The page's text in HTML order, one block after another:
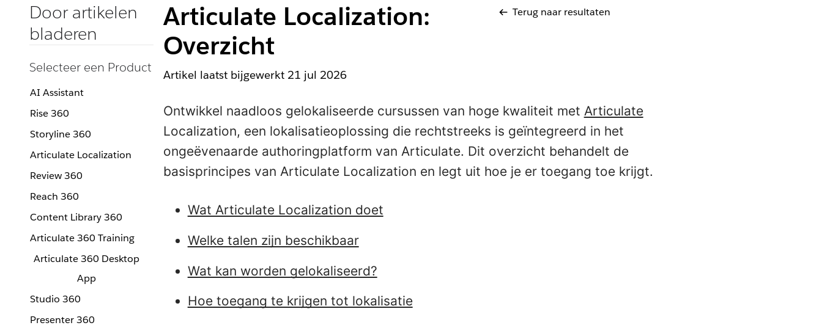
Door artikelen
bladeren
Selecteer een Product
AI Assistant
Rise 360
Storyline 360
Articulate Localization
Review 360
Reach 360
Content Library 360
Articulate 360 Training
Articulate 360 Desktop
App
Studio 360
Presenter 360
Articulate Localization:
Overzicht
Terug naar resultaten
Artikel laatst bijgewerkt 21 jul 2026
Ontwikkel naadloos gelokaliseerde cursussen van hoge kwaliteit met Articulate
Localization, een lokalisatieoplossing die rechtstreeks is geïntegreerd in het
ongeëvenaarde authoringplatform van Articulate. Dit overzicht behandelt de
basisprincipes van Articulate Localization en legt uit hoe je er toegang toe krijgt.
Wat Articulate Localization doet
Welke talen zijn beschikbaar
Wat kan worden gelokaliseerd?
Hoe toegang te krijgen tot lokalisatie